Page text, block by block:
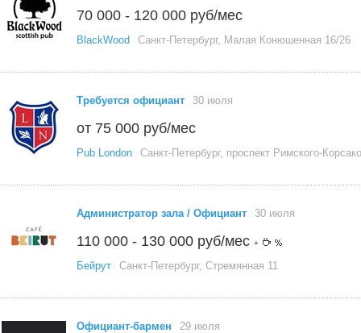
70 000 - 120 000 руб/мес
BlackWood Санкт-Петербург, Малая Конюшенная 16/26
Требуется официант 30 июля
от 75 000 руб/мес
Pub London Санкт-Петербург, проспект Римского-
Администратор зала / Официант 30 июля
110 000 - 130 000 руб/мес +
Бейрут Санкт-Петербург, Стремянная 11
Официант-бармен 29 июля